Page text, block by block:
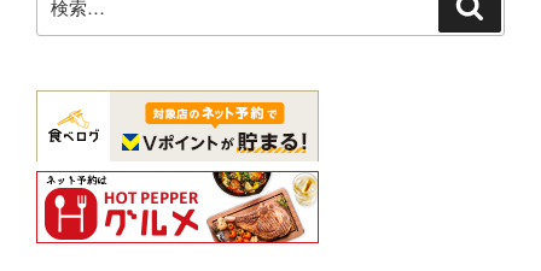
飲
み
司
（足
立
区）】”
の
索: